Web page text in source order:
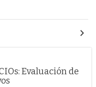
Evaluación de